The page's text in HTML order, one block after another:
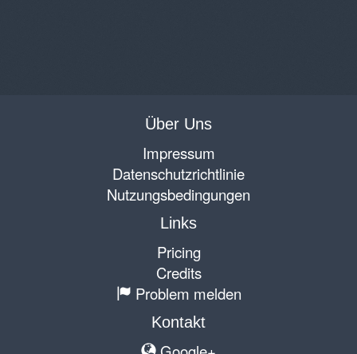
Über Uns
Impressum
Datenschutzrichtlinie
Nutzungsbedingungen
Links
Pricing
Credits
Problem melden
Kontakt